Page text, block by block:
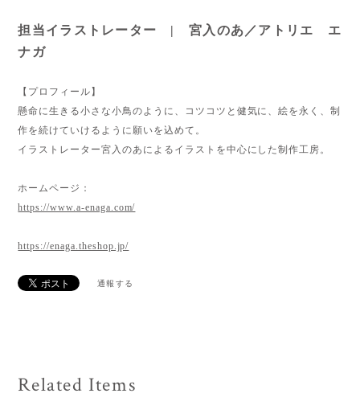
担当イラストレーター | 宮入のあ／アトリエ エ
ナガ
【プロフィール】
懸命に生きる小さな小鳥のように、コツコツと健気に、絵を永く、制
作を続けていけるように願いを込めて。
イラストレーター宮入のあによるイラストを中心にした制作工房。
ホームページ：
https://www.a-enaga.com/
https://enaga.theshop.jp/
通報する
Related Items